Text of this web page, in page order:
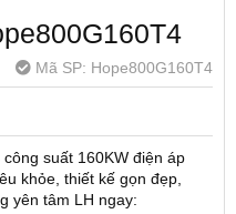
Mã SP: Hope800G160T4
suất 160KW điện áp
khỏe, thiết kế gọn đẹp,
yên tâm LH ngay: